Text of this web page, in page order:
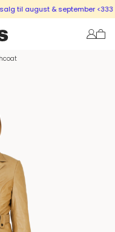
til august & september <333